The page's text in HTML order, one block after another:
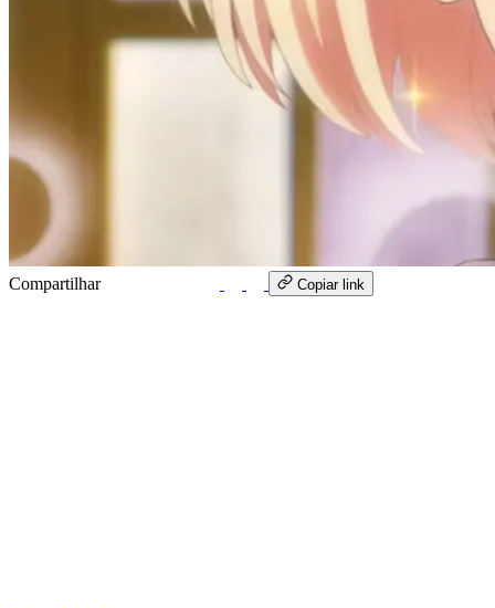
Compartilhar Copiar link